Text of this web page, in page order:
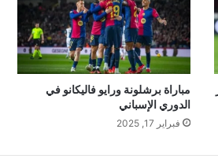
مباراة برشلونة ورايو فاليكانو في
الدوري الإسباني
فبراير 17, 2025